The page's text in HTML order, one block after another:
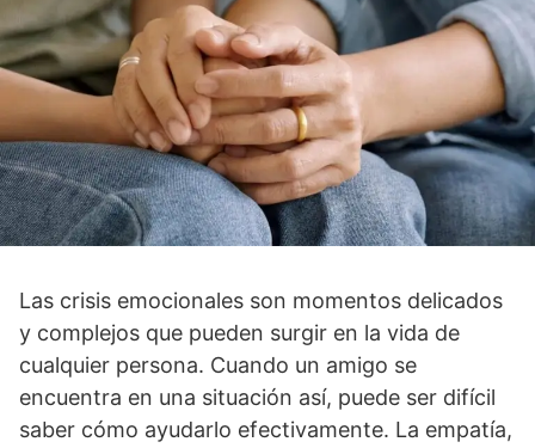
Las crisis emocionales son momentos delicados
y complejos que pueden surgir en la vida de
cualquier persona. Cuando un amigo se
encuentra en una situación así­, puede ser difí­cil
saber cómo ayudarlo efectivamente. La empatí­a,